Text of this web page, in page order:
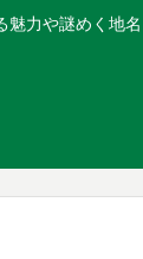
魅力や謎めく地